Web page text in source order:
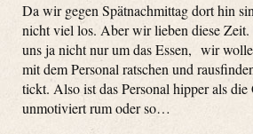
Da wir gegen Spätnachmittag dort hin
nicht viel los. Aber wir lieben diese Zeit.
uns ja nicht nur um das Essen, wir
mit dem Personal ratschen und
tickt. Also ist das Personal hipper als die
unmotiviert rum oder so…